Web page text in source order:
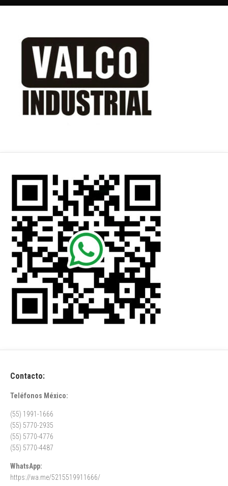
Contacto:
Teléfonos México:
(55) 1991-1666
(55) 5770-2935
(55) 5770-4776
(55) 5770-4487
WhatsApp:
https://wa.me/5215519911666/